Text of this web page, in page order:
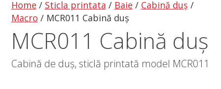
Home / Sticla printata / Baie / Cabină duș /
Macro / MCR011 Cabină duș
MCR011 Cabină duș
Cabină de duș, sticlă printată model MCR011